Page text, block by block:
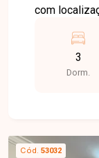
com
fácil
ao anel
pontos de
reunindo
3
Dorm.
Cód. 53032